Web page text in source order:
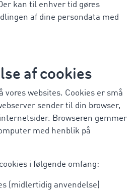
kan til enhver tid gøres
af dine persondata med
af cookies
vores websites. Cookies er små
sender til din browser,
Browseren gemmer
med henblik på
i følgende omfang:
(midlertidig anvendelse)